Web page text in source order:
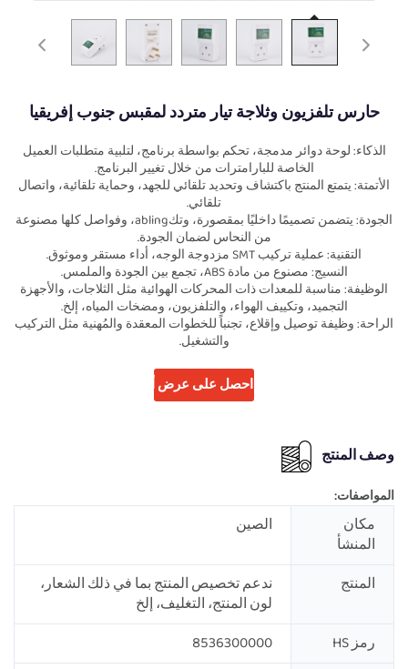
حارس تلفزيون وثلاجة تيار متردد لمقبس جنوب إفريقيا
الذكاء: لوحة دوائر مدمجة، تحكم بواسطة برنامج، لتلبية متطلبات العميل
الخاصة للبارامترات من خلال تغيير البرنامج.
الأتمتة: يتمتع المنتج باكتشاف وتحديد تلقائي للجهد، وحماية تلقائية، واتصال
تلقائي.
الجودة: يتضمن تصميمًا داخليًا بمقصورة، وتكabling، وفواصل كلها مصنوعة
من النحاس لضمان الجودة.
التقنية: عملية تركيب SMT مزدوجة الوجه، أداء مستقر وموثوق.
النسيج: مصنوع من مادة ABS، تجمع بين الجودة والملمس.
الوظيفة: مناسبة للمعدات ذات المحركات الهوائية مثل الثلاجات، والأجهزة
التجميد، وتكييف الهواء، والتلفزيون، ومضخات المياه، إلخ.
الراحة: وظيفة توصيل وإقلاع، تجنباً للخطوات المعقدة والمُهنية مثل التركيب
والتشغيل.
احصل على عرض أسعار
وصف المنتج
المواصفات:
مكان
المنشأ
الصين
المنتج
ندعم تخصيص المنتج بما في ذلك الشعار،
لون المنتج، التغليف، إلخ
رمز HS
8536300000